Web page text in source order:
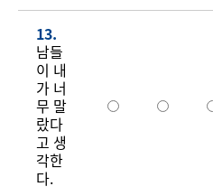
13.
남들
이 내
가 너
무 말
랐다
고 생
각한
다.